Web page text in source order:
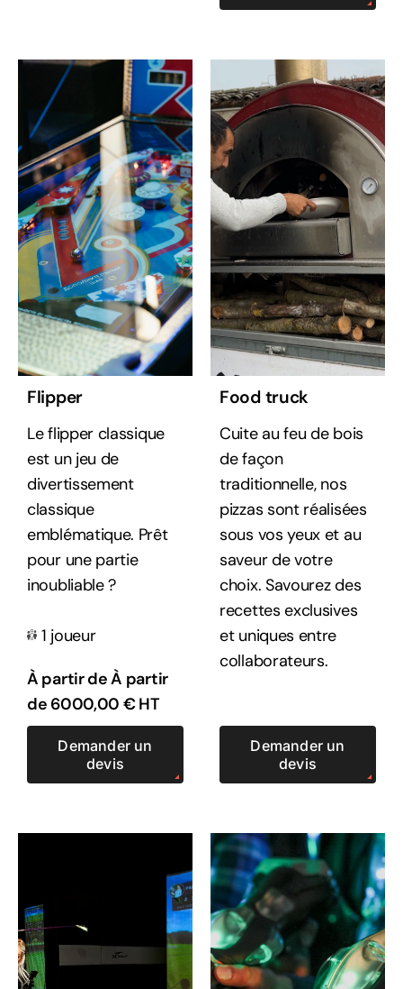
Flipper
Le flipper classique
est un jeu de
divertissement
classique
emblématique. Prêt
pour une partie
inoubliable ?
1 joueur
À partir de À partir
de 6000,00 €HT
Demander un
devis
Food truck
Cuite au feu de bois
de façon
traditionnelle, nos
pizzas sont réalisées
sous vos yeux et au
saveur de votre
choix. Savourez des
recettes exclusives
et uniques entre
collaborateurs.
Demander un
devis